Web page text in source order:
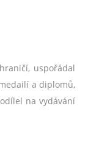
uspořádal
a diplomů,
na vydávání